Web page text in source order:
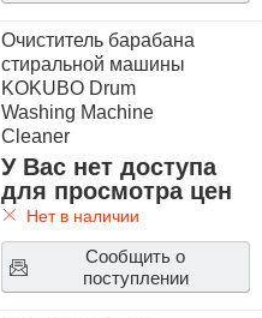
Очиститель барабана
стиральной машины
KOKUBO Drum
Washing Machine
Cleaner
У Вас нет доступа
для просмотра цен
Нет в наличии
Сообщить о
поступлении